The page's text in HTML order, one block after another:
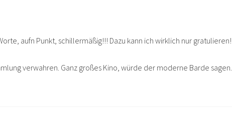
aufn Punkt, schillermäßig!!! Dazu kann ich wirklich nur gratulieren!
verwahren. Ganz großes Kino, würde der moderne Barde sagen.